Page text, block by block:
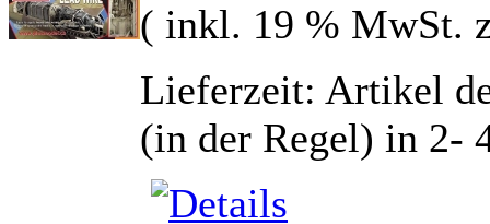
( inkl. 19 % MwSt.
Lieferzeit: Artikel
(in der Regel) in 2-